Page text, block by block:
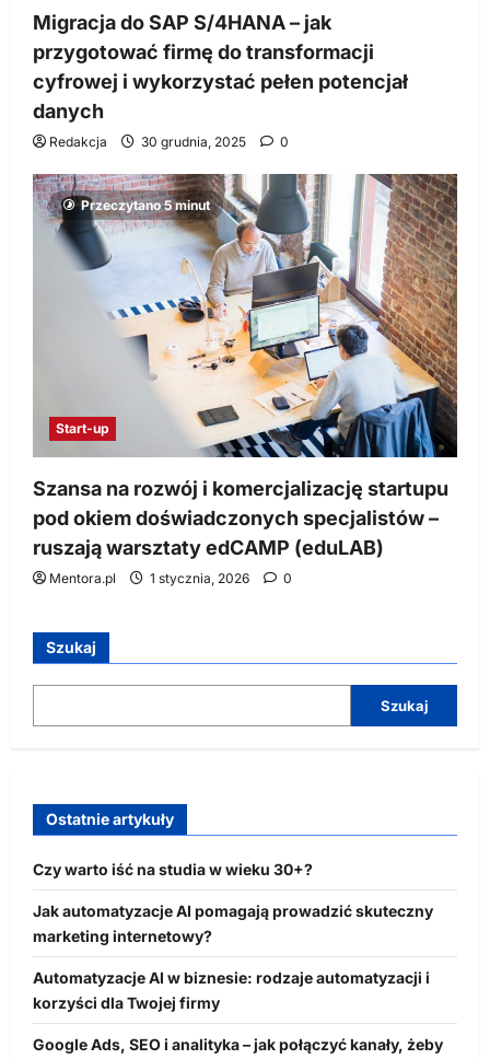
Migracja do SAP S/4HANA – jak
przygotować firmę do transformacji
cyfrowej i wykorzystać pełen potencjał
danych
Redakcja 30 grudnia, 2025 0
Przeczytano 5 minut
Start-up
Szansa na rozwój i komercjalizację startupu
pod okiem doświadczonych specjalistów –
ruszają warsztaty edCAMP (eduLAB)
Mentora.pl 1 stycznia, 2026 0
Szukaj
Szukaj
Ostatnie artykuły
Czy warto iść na studia w wieku 30+?
Jak automatyzacje AI pomagają prowadzić skuteczny
marketing internetowy?
Automatyzacje AI w biznesie: rodzaje automatyzacji i
korzyści dla Twojej firmy
Google Ads, SEO i analityka – jak połączyć kanały, żeby